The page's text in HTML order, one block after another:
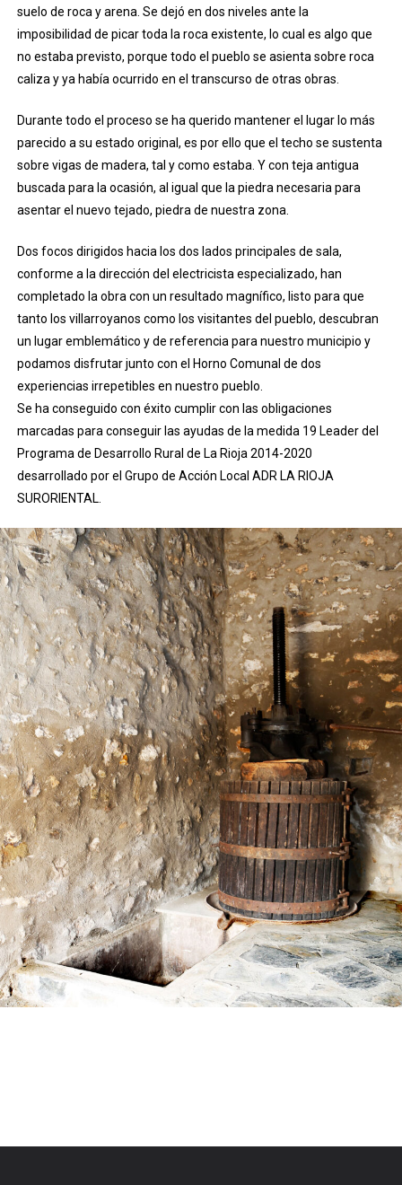
suelo de roca y arena. Se dejó en dos niveles ante la
imposibilidad de picar toda la roca existente, lo cual es algo que
no estaba previsto, porque todo el pueblo se asienta sobre roca
caliza y ya había ocurrido en el transcurso de otras obras.
Durante todo el proceso se ha querido mantener el lugar lo más
parecido a su estado original, es por ello que el techo se sustenta
sobre vigas de madera, tal y como estaba. Y con teja antigua
buscada para la ocasión, al igual que la piedra necesaria para
asentar el nuevo tejado, piedra de nuestra zona.
Dos focos dirigidos hacia los dos lados principales de sala,
conforme a la dirección del electricista especializado, han
completado la obra con un resultado magnífico, listo para que
tanto los villarroyanos como los visitantes del pueblo, descubran
un lugar emblemático y de referencia para nuestro municipio y
podamos disfrutar junto con el Horno Comunal de dos
experiencias irrepetibles en nuestro pueblo.
Se ha conseguido con éxito cumplir con las obligaciones
marcadas para conseguir las ayudas de la medida 19 Leader del
Programa de Desarrollo Rural de La Rioja 2014-2020
desarrollado por el Grupo de Acción Local ADR LA RIOJA
SURORIENTAL.